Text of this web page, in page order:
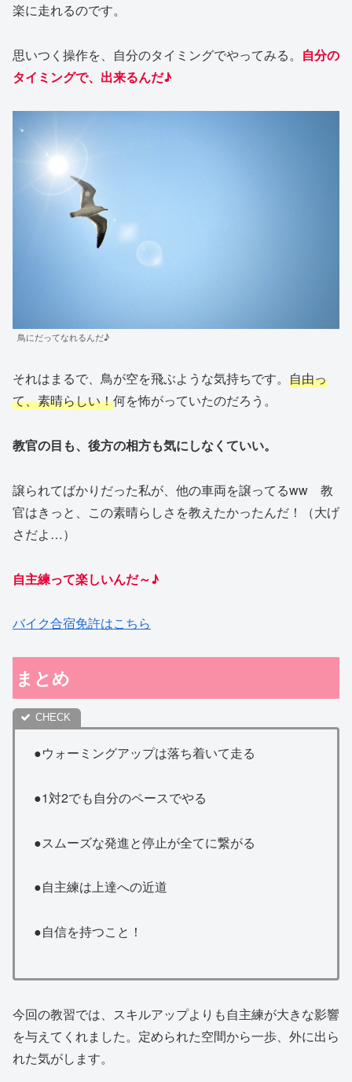
楽に走れるのです。
思いつく操作を、自分のタイミングでやってみる。 自分の
タイミングで、出来るんだ♪
鳥にだってなれるんだ♪
それはまるで、鳥が空を飛ぶような気持ちです。 自由っ
て、素晴らしい！何を怖がっていたのだろう。
教官の目も、後方の相方も気にしなくていい。
譲られてばかりだった私が、他の車両を譲ってるww 教
官はきっと、この素晴らしさを教えたかったんだ！（大げ
さだよ…）
自主練って楽しいんだ～♪
バイク合宿免許はこちら
まとめ
●ウォーミングアップは落ち着いて走る
●1対2でも自分のペースでやる
●スムーズな発進と停止が全てに繋がる
●自主練は上達への近道
●自信を持つこと！
今回の教習では、スキルアップよりも自主練が大きな影響
を与えてくれました。定められた空間から一歩、外に出ら
れた気がします。